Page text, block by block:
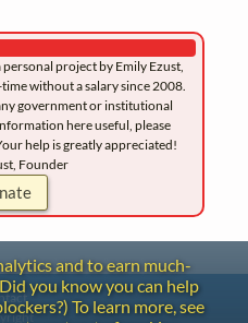
project by Emily Ezust,
without a salary since 2008.
government or institutional
here useful, please
help is greatly appreciated!
Founder
and to earn much-
you know you can help
To learn more, see